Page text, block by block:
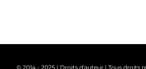
© 2014 - 2025 | Droits d'auteur | Tous droits